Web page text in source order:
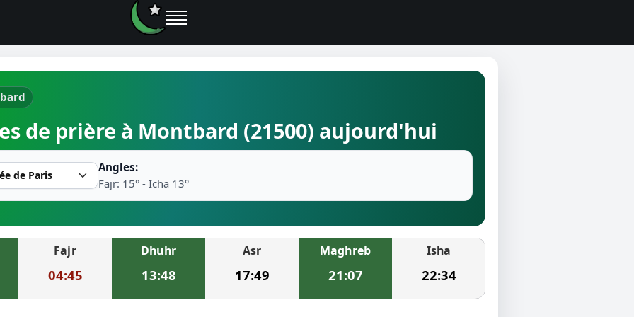
près de moi
de prière à Montbard (21500) aujourd'hui
Angles:
Fajr: 15° - Icha 13°
Fajr
04:45
Dhuhr
13:48
Asr
17:49
Maghreb
21:07
Isha
22:34